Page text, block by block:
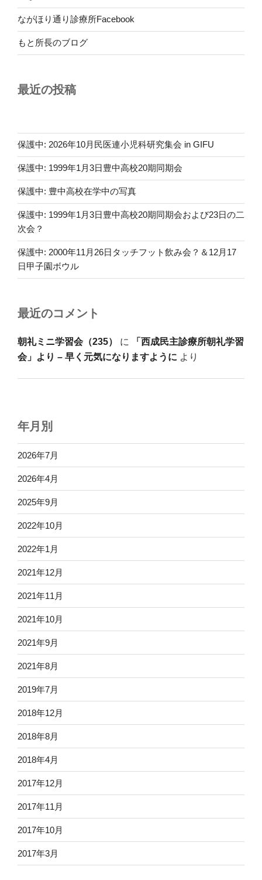
ながほり通り診療所Facebook
もと所長のブログ
最近の投稿
保護中: 2026年10月民医連小児科研究集会 in GIFU
保護中: 1999年1月3日豊中高校20期同期会
保護中: 豊中高校在学中の写真
保護中: 1999年1月3日豊中高校20期同期会および23日の二
次会？
保護中: 2000年11月26日タッチフット飲み会？＆12月17
日甲子園ボウル
最近のコメント
朝礼ミニ学習会（235） に
「西成民主診療所朝礼学習
会」より – 早く元気になりますように より
年月別
2026年7月
2026年4月
2025年9月
2022年10月
2022年1月
2021年12月
2021年11月
2021年10月
2021年9月
2021年8月
2019年7月
2018年12月
2018年8月
2018年4月
2017年12月
2017年11月
2017年10月
2017年3月